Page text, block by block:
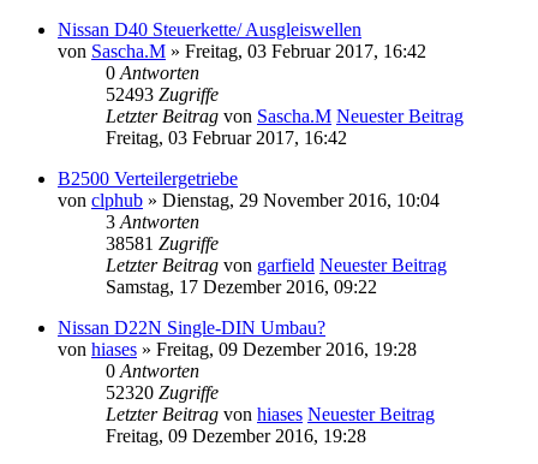
Nissan D40 Steuerkette/ Ausgleiswellen
von Sascha.M » Freitag, 03 Februar 2017, 16:42
0 Antworten
52493 Zugriffe
Letzter Beitrag von Sascha.M Neuester Beitrag
Freitag, 03 Februar 2017, 16:42
B2500 Verteilergetriebe
von clphub » Dienstag, 29 November 2016, 10:04
3 Antworten
38581 Zugriffe
Letzter Beitrag von garfield Neuester Beitrag
Samstag, 17 Dezember 2016, 09:22
Nissan D22N Single-DIN Umbau?
von hiases » Freitag, 09 Dezember 2016, 19:28
0 Antworten
52320 Zugriffe
Letzter Beitrag von hiases Neuester Beitrag
Freitag, 09 Dezember 2016, 19:28